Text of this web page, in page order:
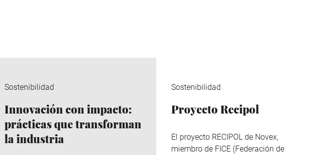
Sostenibilidad
Innovación con impacto:
prácticas que transforman
la industria
Sostenibilidad
Proyecto Recipol
El proyecto RECIPOL de Novex,
miembro de FICE (Federación de